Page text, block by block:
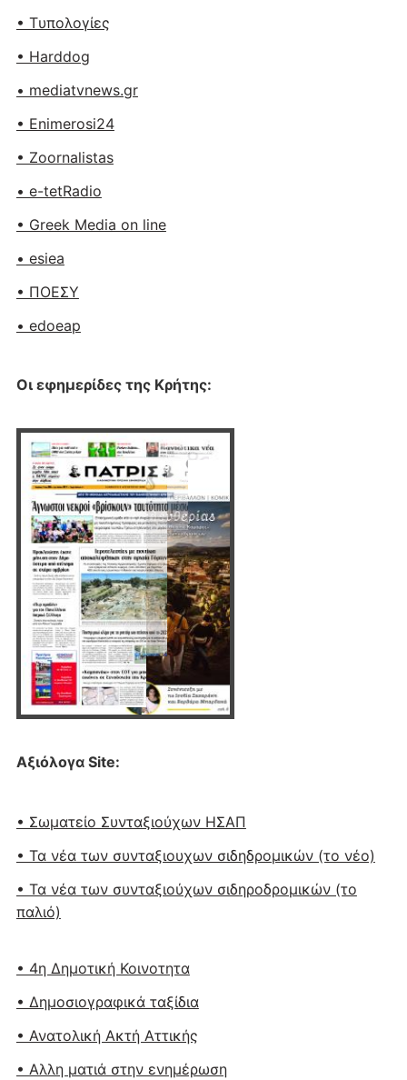
• Tυπολογίες
• Harddog
• mediatvnews.gr
• Enimerosi24
• Zoornalistas
• e-tetRadio
• Greek Media on line
• esiea
• ΠΟΕΣΥ
• edoeap
Οι εφημερίδες της Κρήτης:
Αξιόλογα Site:
• Σωματείο Συνταξιούχων ΗΣΑΠ
• Τα νέα των συνταξιουχων σιδηδρομικών (το νέο)
• Τα νέα των συνταξιούχων σιδηροδρομικών (το
παλιό)
• 4η Δημοτική Κοινοτητα
• Δημοσιογραφικά ταξίδια
• Ανατολική Ακτή Αττικής
• Αλλη ματιά στην ενημέρωση